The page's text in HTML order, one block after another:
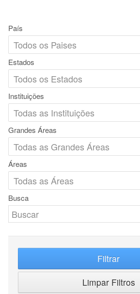
País
Estados
Instituições
Grandes Áreas
Áreas
Busca
Filtrar
Limpar Filtros